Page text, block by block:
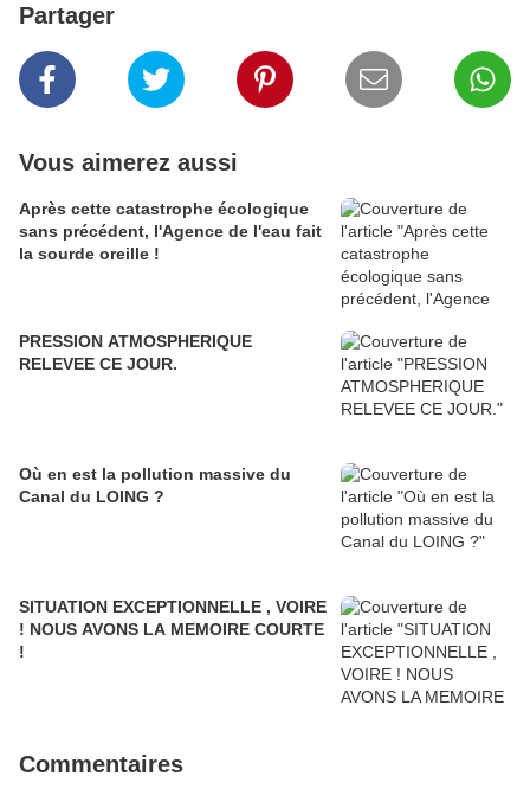
Partager
Vous aimerez aussi
Après cette catastrophe écologique
sans précédent, l'Agence de l'eau fait
la sourde oreille !
PRESSION ATMOSPHERIQUE
RELEVEE CE JOUR.
Où en est la pollution massive du
Canal du LOING ?
SITUATION EXCEPTIONNELLE , VOIRE
! NOUS AVONS LA MEMOIRE COURTE
!
Commentaires